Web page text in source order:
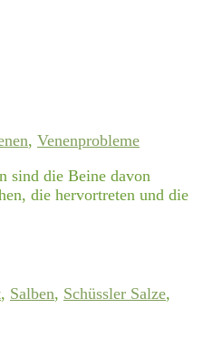
, Venenprobleme
sind die Beine davon
die hervortreten und die
, Salben, Schüssler Salze,